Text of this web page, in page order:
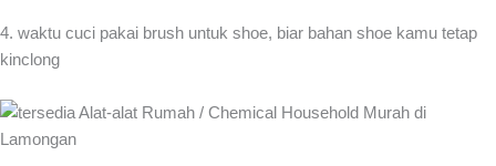
4. waktu cuci pakai brush untuk shoe, biar bahan shoe kamu tetap
kinclong